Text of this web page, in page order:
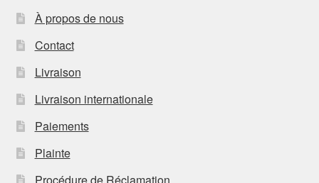
À propos de nous
Contact
Livraison
Livraison internationale
Paiements
Plainte
Procédure de Réclamation